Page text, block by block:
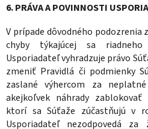
6. PRÁVA A POVINNOSTI
V prípade dôvodného podozrenia
chyby týkajúcej sa
Usporiadateľ vyhradzuje právo
zmeniť Pravidlá či podmienky
zaslané výhercom za
akejkoľvek náhrady
ktorí sa Súťaže zúčastňujú v
Usporiadateľ nezodpovedá